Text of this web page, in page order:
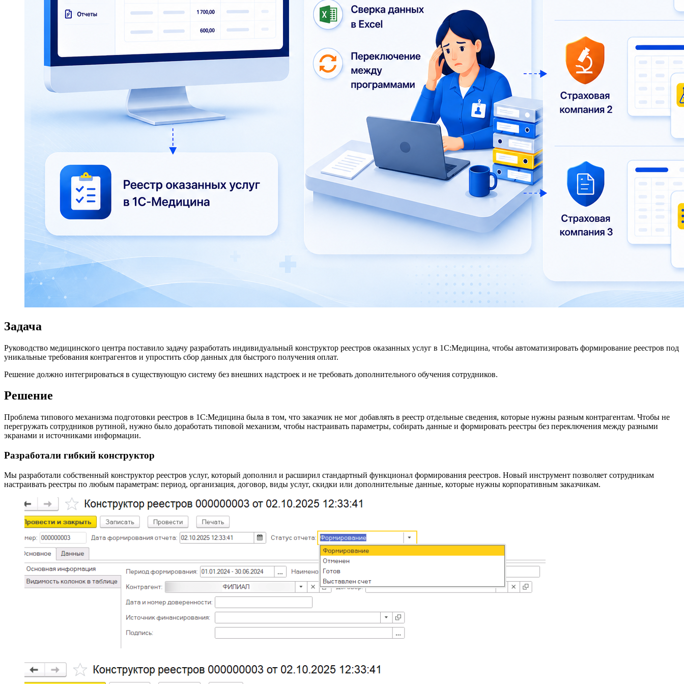
Задача
Руководство медицинского центра поставило задачу разработать индивидуальный конструктор реестров оказанных услуг в 1С:Медицина, чтобы автоматизировать формирование реестров под
уникальные требования контрагентов и упростить сбор данных для быстрого получения оплат.
Решение должно интегрироваться в существующую систему без внешних надстроек и не требовать дополнительного обучения сотрудников.
Решение
Проблема типового механизма подготовки реестров в 1С:Медицина была в том, что заказчик не мог добавлять в реестр отдельные сведения, которые нужны разным контрагентам. Чтобы не
перегружать сотрудников рутиной, нужно было доработать типовой механизм, чтобы настраивать параметры, собирать данные и формировать реестры без переключения между разными
экранами и источниками информации.
Разработали гибкий конструктор
Мы разработали собственный конструктор реестров услуг, который дополнил и расширил стандартный функционал формирования реестров. Новый инструмент позволяет сотрудникам
настраивать реестры по любым параметрам: период, организация, договор, виды услуг, скидки или дополнительные данные, которые нужны корпоративным заказчикам.